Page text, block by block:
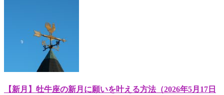
【新月】牡牛座の新月に願いを叶える方法（2026年5月17日